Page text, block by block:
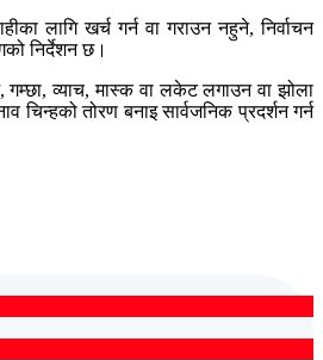
लागि खर्च गर्न वा गराउन नहुने, निर्वाचन
निर्देशन छ।
गम्छा, व्याच, मास्क वा लकेट लगाउन वा झोला
तोरण बनाइ सार्वजनिक प्रदर्शन गर्न